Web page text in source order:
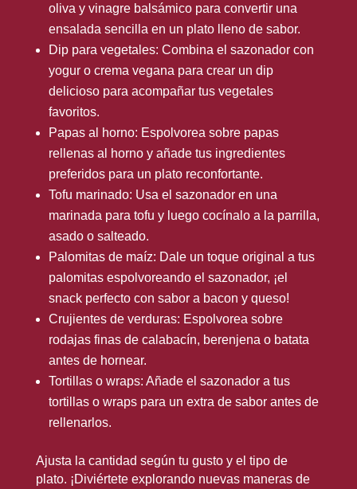
oliva y vinagre balsámico para convertir una
ensalada sencilla en un plato lleno de sabor.
Dip para vegetales: Combina el sazonador con
yogur o crema vegana para crear un dip
delicioso para acompañar tus vegetales
favoritos.
Papas al horno: Espolvorea sobre papas
rellenas al horno y añade tus ingredientes
preferidos para un plato reconfortante.
Tofu marinado: Usa el sazonador en una
marinada para tofu y luego cocínalo a la parrilla,
asado o salteado.
Palomitas de maíz: Dale un toque original a tus
palomitas espolvoreando el sazonador, ¡el
snack perfecto con sabor a bacon y queso!
Crujientes de verduras: Espolvorea sobre
rodajas finas de calabacín, berenjena o batata
antes de hornear.
Tortillas o wraps: Añade el sazonador a tus
tortillas o wraps para un extra de sabor antes de
rellenarlos.
Ajusta la cantidad según tu gusto y el tipo de
plato. ¡Diviértete explorando nuevas maneras de